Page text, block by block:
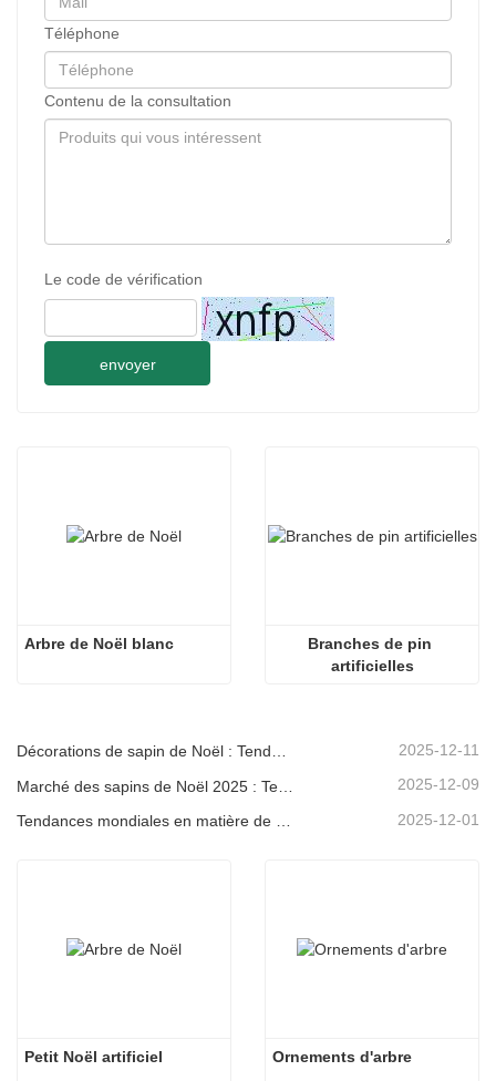
Téléphone
Contenu de la consultation
Le code de vérification
envoyer
Arbre de Noël blanc
Branches de pin
artificielles
Décorations de sapin de Noël : Tendances du marché, analyse de la chaîne d'approvisionnement et guide d'achat 2025 2025-12-11
2025-12-09
2025-12-01
Petit Noël artificiel Ornements d'arbre